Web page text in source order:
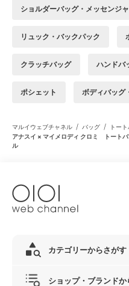
ショルダーバッグ・メッセンジ
リュック・バックパック
クラッチバッグ ハンドバ
ポシェット ボディバッグ
マルイウェブチャネル / バッグ / トー
アナスイ × マイメロディ クロミ トート
ル
カテゴリーからさがす
ショップ・ブランドか